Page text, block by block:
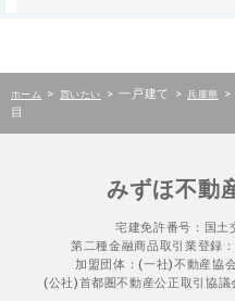
ホーム > 買いたい > 一戸建て > 兵庫県 >
目
みずほ不動
宅建免許番号：国
第二種金融商品取引業登録
加盟団体：(一社)不動産
(公社)首都圏不動産公正取引協